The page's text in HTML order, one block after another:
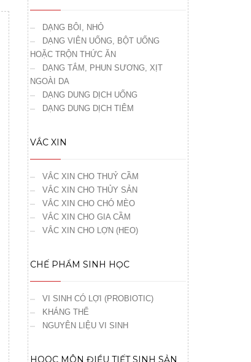
DẠNG BÔI, NHỎ
DẠNG VIÊN UỐNG, BỘT UỐNG
HOẶC TRỘN THỨC ĂN
DẠNG TẮM, PHUN SƯƠNG, XỊT
NGOÀI DA
DẠNG DUNG DỊCH UỐNG
DẠNG DUNG DỊCH TIÊM
VẮC XIN
VẮC XIN CHO THUỶ CẦM
VẮC XIN CHO THỦY SẢN
VẮC XIN CHO CHÓ MÈO
VẮC XIN CHO GIA CẦM
VẮC XIN CHO LỢN (HEO)
CHẾ PHẨM SINH HỌC
VI SINH CÓ LỢI (PROBIOTIC)
KHÁNG THỂ
NGUYÊN LIỆU VI SINH
HOOC MÔN ĐIỀU TIẾT SINH SẢN